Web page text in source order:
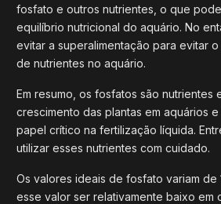
fosfato e outros nutrientes, o que
equilíbrio nutricional do aquário. No
evitar a superalimentação para evitar
de nutrientes no aquário.
Em resumo, os fosfatos são nutrientes
crescimento das plantas em aquários
papel crítico na fertilização líquida.
utilizar esses nutrientes com cuidado.
Os valores ideais de fosfato variam de
esse valor ser relativamente baixo em